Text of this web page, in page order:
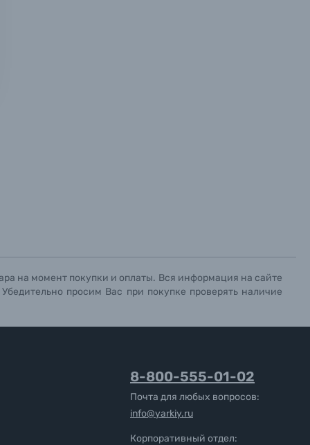
на момент покупки и оплаты. Вся информация на сайте
просим Вас при покупке проверять наличие
8-800-555-01-02
Почта для любых вопросов:
info@yarkiy.ru
Корпоративный отдел: